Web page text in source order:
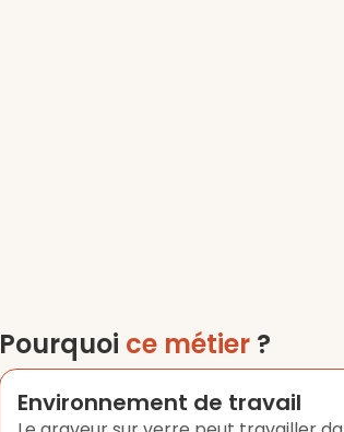
Pourquoi ce métier ?
Environnement de travail